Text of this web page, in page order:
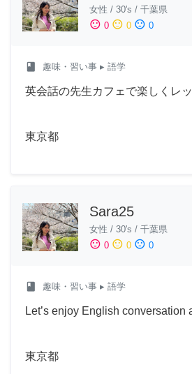
女性 / 30's / 千葉県
sentiment_satisfied 0 sentiment_neutral 0 sentiment_dissatisfied 0
class 趣味・習い事 ▸ 語学
英会話の先生カフェで楽しくレ
東京都
Sara25
女性 / 30's / 千葉県
sentiment_satisfied 0 sentiment_neutral 0 sentiment_dissatisfied 0
class 趣味・習い事 ▸ 語学
Let’s enjoy English conversation
東京都